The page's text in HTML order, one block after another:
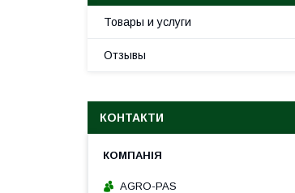
Товары и услуги
Отзывы
КОНТАКТИ
AGRO-PAS